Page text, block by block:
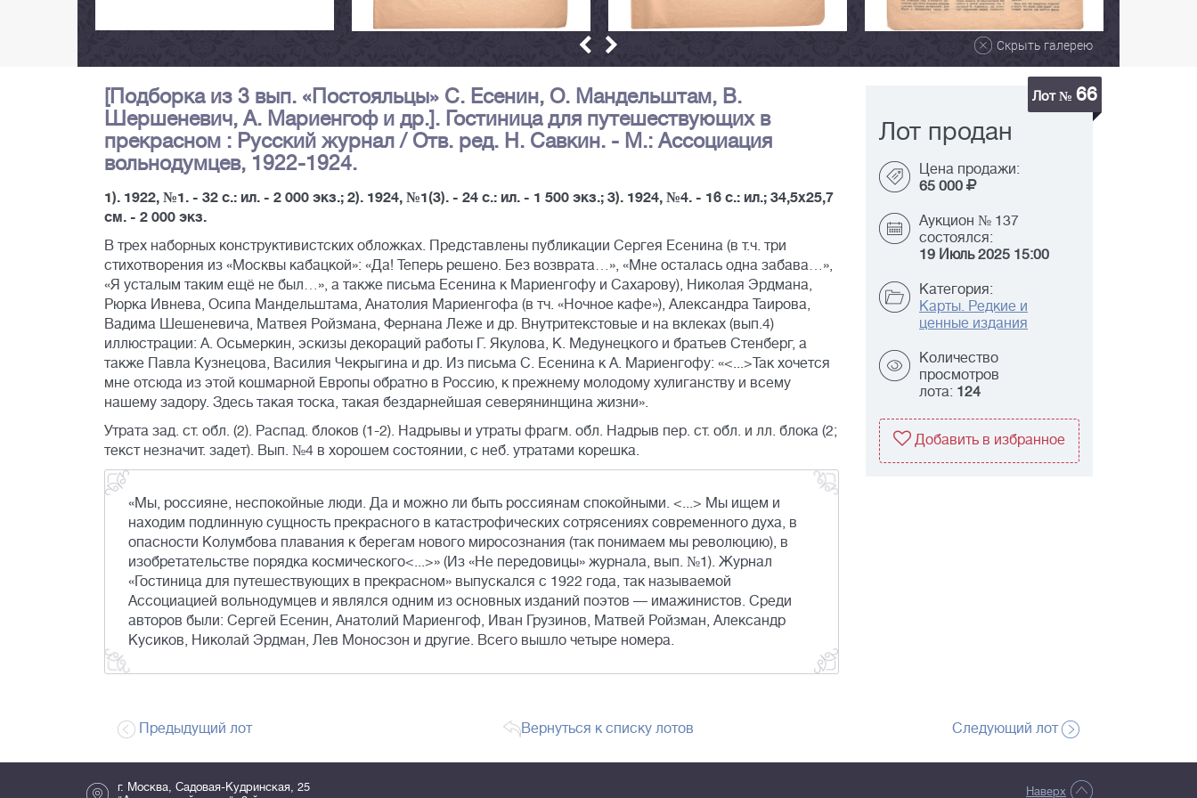
Скрыть галерею
[Подборка из 3 вып. «Постояльцы» С. Есенин, О. Мандельштам, В.
Шершеневич, А. Мариенгоф и др.]. Гостиница для путешествующих в
прекрасном : Русский журнал / Отв. ред. Н. Савкин. - М.: Ассоциация
вольнодумцев, 1922-1924.
1). 1922, №1. - 32 с.: ил. - 2 000 экз.; 2). 1924, №1(3). - 24 с.: ил. - 1 500 экз.; 3). 1924, №4. - 16 с.: ил.; 34,5х25,7
см. - 2 000 экз.
В трех наборных конструктивистских обложках. Представлены публикации Сергея Есенина (в т.ч. три
стихотворения из «Москвы кабацкой»: «Да! Теперь решено. Без возврата…», «Мне осталась одна забава…»,
«Я усталым таким ещё не был…», а также письма Есенина к Мариенгофу и Сахарову), Николая Эрдмана,
Рюрка Ивнева, Осипа Мандельштама, Анатолия Мариенгофа (в тч. «Ночное кафе»), Александра Таирова,
Вадима Шешеневича, Матвея Ройзмана, Фернана Леже и др. Внутритекстовые и на вклеках (вып.4)
иллюстрации: А. Осьмеркин, эскизы декораций работы Г. Якулова, К. Медунецкого и братьев Стенберг, а
также Павла Кузнецова, Василия Чекрыгина и др. Из письма С. Есенина к А. Мариенгофу: «<...>Так хочется
мне отсюда из этой кошмарной Европы обратно в Россию, к прежнему молодому хулиганству и всему
нашему задору. Здесь такая тоска, такая бездарнейшая северянинщина жизни».
Утрата зад. ст. обл. (2). Распад. блоков (1-2). Надрывы и утраты фрагм. обл. Надрыв пер. ст. обл. и лл. блока (2;
текст незначит. задет). Вып. №4 в хорошем состоянии, с неб. утратами корешка.
«Мы, россияне, неспокойные люди. Да и можно ли быть россиянам спокойными. <...> Мы ищем и
находим подлинную сущность прекрасного в катастрофических сотрясениях современного духа, в
опасности Колумбова плавания к берегам нового миросознания (так понимаем мы революцию), в
изобретательстве порядка космического<...>» (Из «Не передовицы» журнала, вып. №1). Журнал
«Гостиница для путешествующих в прекрасном» выпускался с 1922 года, так называемой
Ассоциацией вольнодумцев и являлся одним из основных изданий поэтов — имажинистов. Среди
авторов были: Сергей Есенин, Анатолий Мариенгоф, Иван Грузинов, Матвей Ройзман, Александр
Кусиков, Николай Эрдман, Лев Моносзон и другие. Всего вышло четыре номера.
Лот № 66
Лот продан
Цена продажи:
65 000
Аукцион № 137
состоялся:
19 Июль 2025 15:00
Категория:
Карты. Редкие и
ценные издания
Количество
просмотров
лота: 124
Добавить в избранное
Предыдущий лот Вернуться к списку лотов Следующий лот
г. Москва, Садовая-Кудринская, 25
Наверх